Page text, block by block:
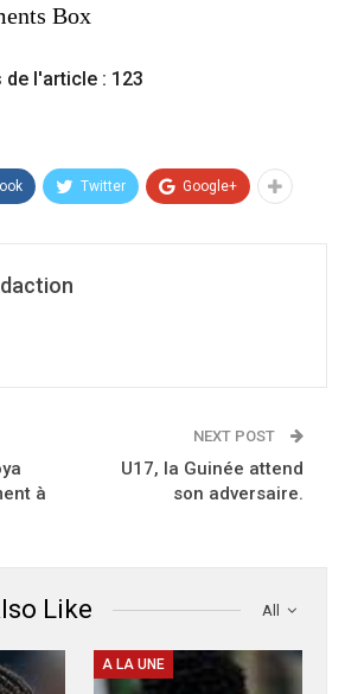
Box
de l'article : 123
Twitter Google+
à
NEXT POST
U17, la Guinée attend
son adversaire.
All
Like
A LA UNE